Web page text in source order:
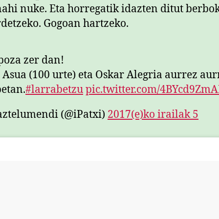
nuke. Eta horregatik idazten ditut
Gogoan hartzeko.
zer dan!
(100 urte) eta Oskar Alegria aurrez
#larrabetzupic.twitter.com/
(@iPatxi) 2017(e)ko irailak 5